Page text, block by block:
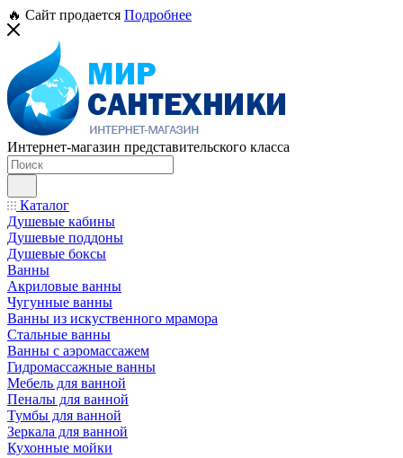
🔥 Сайт продается Подробнее
Интернет-магазин представительского класса
Каталог
Душевые кабины
Душевые поддоны
Душевые боксы
Ванны
Акриловые ванны
Чугунные ванны
Ванны из искуственного мрамора
Стальные ванны
Ванны с аэромассажем
Гидромассажные ванны
Мебель для ванной
Пеналы для ванной
Тумбы для ванной
Зеркала для ванной
Кухонные мойки